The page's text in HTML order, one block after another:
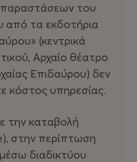
και σιωπηλός.
του κόσμου, ο
μια παύση:
με το βλέμμα μας,
ψίθυρος, εκείνη η
να μοιάζουμε
ξεχωριστή θέση στις
εκφάνσεις της
παραστάσεων του
από τα εκδοτήρια
(κεντρικά
Αρχαίο θέατρο
Επιδαύρου) δεν
κόστος υπηρεσίας.
την καταβολή
στην περίπτωση
διαδικτύου